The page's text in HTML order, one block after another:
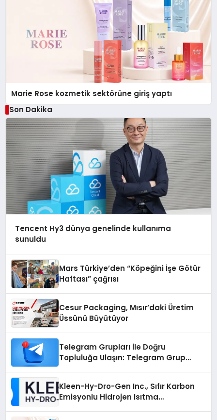
Marie Rose kozmetik sektörüne giriş yaptı
Son Dakika
Tencent Hy3 dünya genelinde kullanıma
sunuldu
Mars Türkiye’den “Köpeğini İşe Götür
Haftası” çağrısı
Cesur Packaging, Mısır’daki Üretim
Üssünü Büyütüyor
Telegram Grupları ile Doğru
Topluluğa Ulaşın: Telegram Grup
Kleen-Hy-Dro-Gen Inc., Sıfır Karbon
Emisyonlu Hidrojen Isıtma